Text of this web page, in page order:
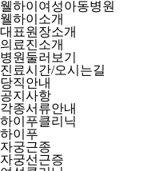
웰하이여성아동병원
웰하이소개
대표원장소개
의료진소개
병원둘러보기
진료시간/오시는길
당직안내
공지사항
각종서류안내
하이푸클리닉
하이푸
자궁근종
자궁선근증